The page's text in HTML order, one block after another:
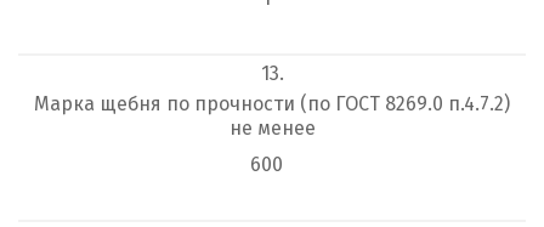
13.
Марка щебня по прочности (по ГОСТ 8269.0 п.4.7.2)
не менее
600